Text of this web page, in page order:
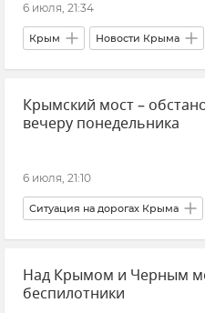
6 июля, 21:34
Крым Новости Крыма
Здоровье
Здравоохранение в Крыму и
Крымский мост –
вечеру понедельника
6 июля, 21:10
Ситуация на дорогах Крыма
Крымский мост
Очереди на Крымском мосту
Над Крымом и Черным
беспилотники